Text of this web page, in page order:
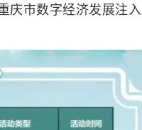
庆市数字经济发展注入